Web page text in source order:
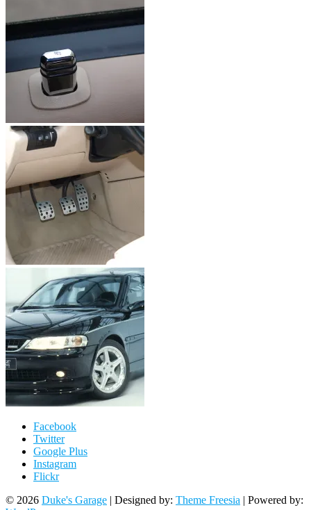
Facebook
Twitter
Google Plus
Instagram
Flickr
© 2026 Duke's Garage | Designed by: Theme Freesia | Powered by: